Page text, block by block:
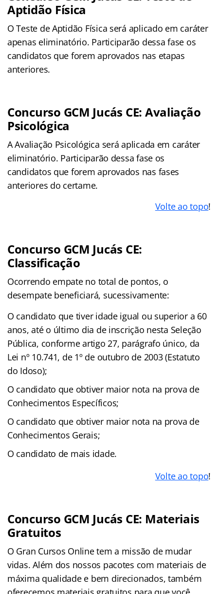
Aptidão Física
O Teste de Aptidão Física será aplicado em caráter
apenas eliminatório. Participarão dessa fase os
candidatos que forem aprovados nas etapas
anteriores.
Concurso GCM Jucás CE: Avaliação
Psicológica
A Avaliação Psicológica será aplicada em caráter
eliminatório. Participarão dessa fase os
candidatos que forem aprovados nas fases
anteriores do certame.
Volte ao topo!
Concurso GCM Jucás CE:
Classificação
Ocorrendo empate no total de pontos, o
desempate beneficiará, sucessivamente:
O candidato que tiver idade igual ou superior a 60
anos, até o último dia de inscrição nesta Seleção
Pública, conforme artigo 27, parágrafo único, da
Lei nº 10.741, de 1º de outubro de 2003 (Estatuto
do Idoso);
O candidato que obtiver maior nota na prova de
Conhecimentos Específicos;
O candidato que obtiver maior nota na prova de
Conhecimentos Gerais;
O candidato de mais idade.
Volte ao topo!
Concurso GCM Jucás CE: Materiais
Gratuitos
O Gran Cursos Online tem a missão de mudar
vidas. Além dos nossos pacotes com materiais de
máxima qualidade e bem direcionados, também